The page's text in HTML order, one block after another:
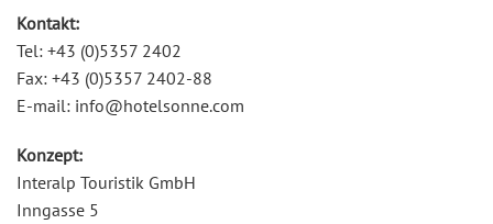
Kontakt:
Tel: +43 (0)5357 2402
Fax: +43 (0)5357 2402-88
E-mail: info@hotelsonne.com
Konzept:
Interalp Touristik GmbH
Inngasse 5